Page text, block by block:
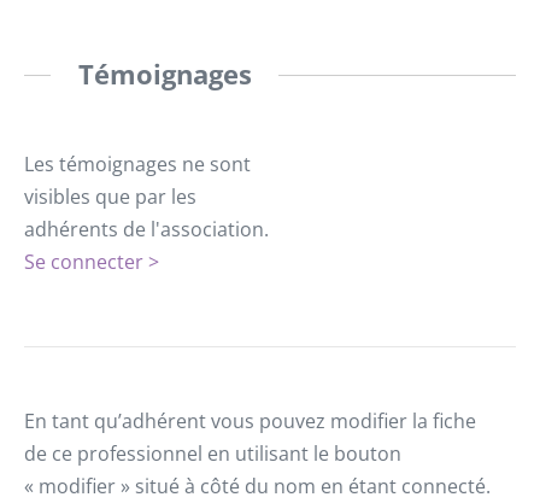
Témoignages
Les témoignages ne sont
visibles que par les
adhérents de l'association.
Se connecter >
En tant qu’adhérent vous pouvez modifier la fiche
de ce professionnel en utilisant le bouton
« modifier » situé à côté du nom en étant connecté.